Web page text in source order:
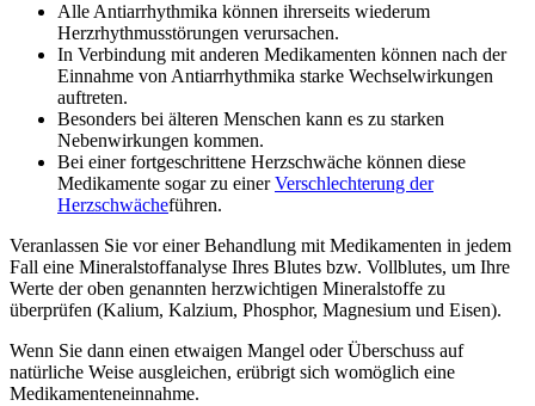
Alle Antiarrhythmika können ihrerseits wiederum
Herzrhythmusstörungen verursachen.
In Verbindung mit anderen Medikamenten können nach der
Einnahme von Antiarrhythmika starke Wechselwirkungen
auftreten.
Besonders bei älteren Menschen kann es zu starken
Nebenwirkungen kommen.
Bei einer fortgeschrittene Herzschwäche können diese
Medikamente sogar zu einerVerschlechterung der
Herzschwächeführen.
Veranlassen Sie vor einer Behandlung mit Medikamenten in jedem
Fall eine Mineralstoffanalyse Ihres Blutes bzw. Vollblutes, um Ihre
Werte der oben genannten herzwichtigen Mineralstoffe zu
überprüfen (Kalium, Kalzium, Phosphor, Magnesium und Eisen).
Wenn Sie dann einen etwaigen Mangel oder Überschuss auf
natürliche Weise ausgleichen, erübrigt sich womöglich eine
Medikamenteneinnahme.